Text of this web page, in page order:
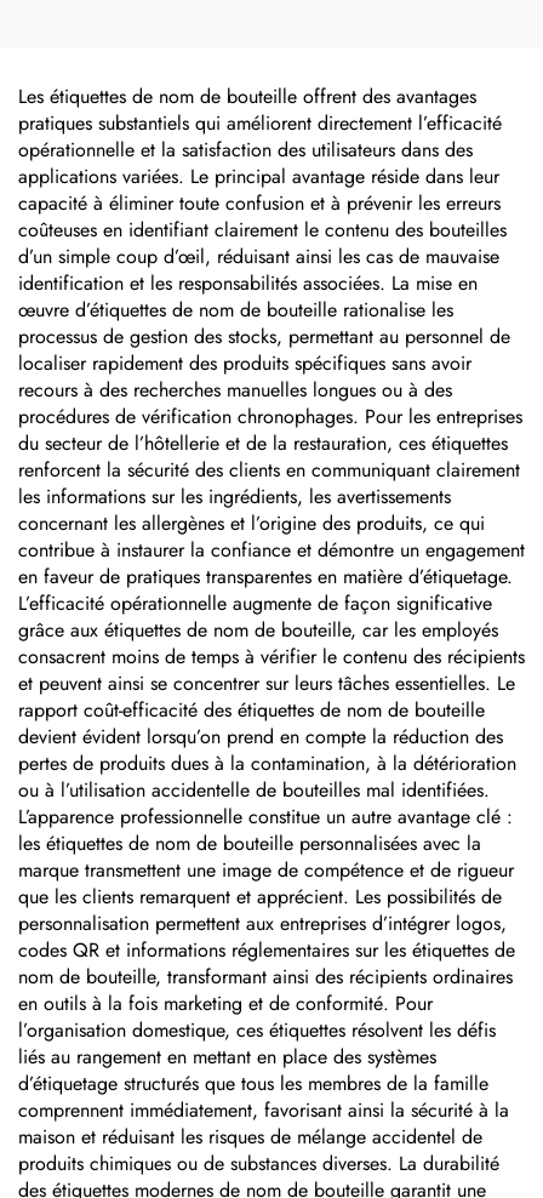
étiquettes gravées au
laser, plaques nominatives
en aluminium anodisé,
autocollant
gravées au laser, plaques
nominatives pour
machines en aluminium
anodisé argenté
Les étiquettes de nom de bouteille offrent des avantages
pratiques substantiels qui améliorent directement l’efficacité
opérationnelle et la satisfaction des utilisateurs dans des
applications variées. Le principal avantage réside dans leur
capacité à éliminer toute confusion et à prévenir les erreurs
coûteuses en identifiant clairement le contenu des bouteilles
d’un simple coup d’œil, réduisant ainsi les cas de mauvaise
identification et les responsabilités associées. La mise en
œuvre d’étiquettes de nom de bouteille rationalise les
processus de gestion des stocks, permettant au personnel de
localiser rapidement des produits spécifiques sans avoir
recours à des recherches manuelles longues ou à des
procédures de vérification chronophages. Pour les entreprises
du secteur de l’hôtellerie et de la restauration, ces étiquettes
renforcent la sécurité des clients en communiquant clairement
les informations sur les ingrédients, les avertissements
concernant les allergènes et l’origine des produits, ce qui
contribue à instaurer la confiance et démontre un engagement
en faveur de pratiques transparentes en matière d’étiquetage.
L’efficacité opérationnelle augmente de façon significative
grâce aux étiquettes de nom de bouteille, car les employés
consacrent moins de temps à vérifier le contenu des récipients
et peuvent ainsi se concentrer sur leurs tâches essentielles. Le
rapport coût-efficacité des étiquettes de nom de bouteille
devient évident lorsqu’on prend en compte la réduction des
pertes de produits dues à la contamination, à la détérioration
ou à l’utilisation accidentelle de bouteilles mal identifiées.
L’apparence professionnelle constitue un autre avantage clé :
les étiquettes de nom de bouteille personnalisées avec la
marque transmettent une image de compétence et de rigueur
que les clients remarquent et apprécient. Les possibilités de
personnalisation permettent aux entreprises d’intégrer logos,
codes QR et informations réglementaires sur les étiquettes de
nom de bouteille, transformant ainsi des récipients ordinaires
en outils à la fois marketing et de conformité. Pour
l’organisation domestique, ces étiquettes résolvent les défis
liés au rangement en mettant en place des systèmes
d’étiquetage structurés que tous les membres de la famille
comprennent immédiatement, favorisant ainsi la sécurité à la
maison et réduisant les risques de mélange accidentel de
produits chimiques ou de substances diverses. La durabilité
des étiquettes modernes de nom de bouteille garantit une